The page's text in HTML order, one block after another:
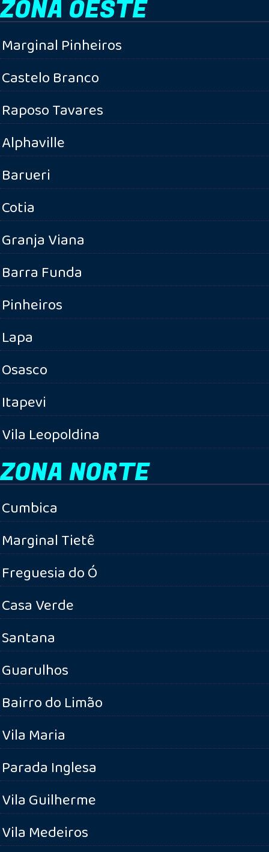
ZONA OESTE
Marginal Pinheiros
Castelo Branco
Raposo Tavares
Alphaville
Barueri
Cotia
Granja Viana
Barra Funda
Pinheiros
Lapa
Osasco
Itapevi
Vila Leopoldina
ZONA NORTE
Cumbica
Marginal Tietê
Freguesia do Ó
Casa Verde
Santana
Guarulhos
Bairro do Limão
Vila Maria
Parada Inglesa
Vila Guilherme
Vila Medeiros